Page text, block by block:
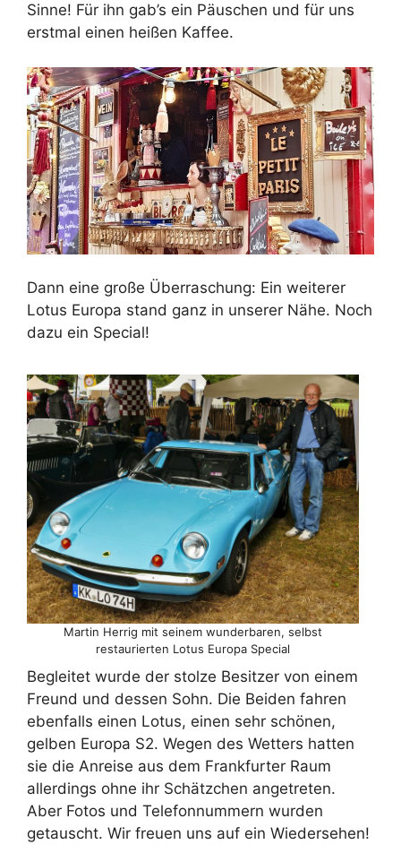
Sinne! Für ihn gab’s ein Päuschen und für uns
erstmal einen heißen Kaffee.
Dann eine große Überraschung: Ein weiterer
Lotus Europa stand ganz in unserer Nähe. Noch
dazu ein Special!
Martin Herrig mit seinem wunderbaren, selbst
restaurierten Lotus Europa Special
Begleitet wurde der stolze Besitzer von einem
Freund und dessen Sohn. Die Beiden fahren
ebenfalls einen Lotus, einen sehr schönen,
gelben Europa S2. Wegen des Wetters hatten
sie die Anreise aus dem Frankfurter Raum
allerdings ohne ihr Schätzchen angetreten.
Aber Fotos und Telefonnummern wurden
getauscht. Wir freuen uns auf ein Wiedersehen!